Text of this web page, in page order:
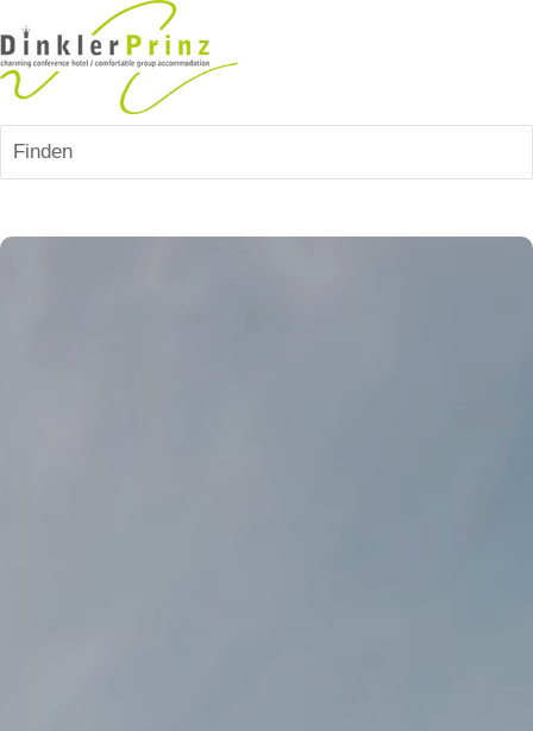
Finden